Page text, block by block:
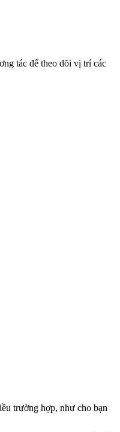
tác để theo dõi vị trí các
trường hợp, như cho bạn